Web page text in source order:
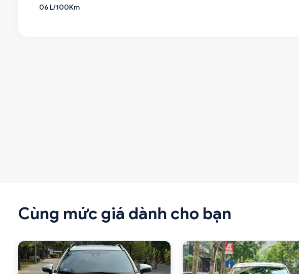
06 L/100Km
Cùng mức giá dành cho bạn